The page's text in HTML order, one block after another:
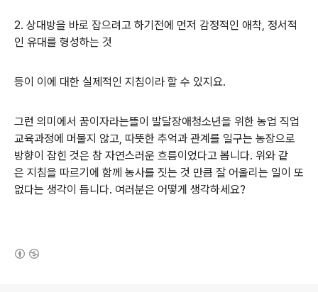
2. 상대방을 바로 잡으려고 하기전에 먼저 감정적인 애착, 정서적
인 유대를 형성하는 것
등이 이 에 대한 실제적인 지침이라 할 수 있지요.
그런 의미에서 꿈이자라는뜰이 발달장애청소년을 위한 농업 직업
교육과정에 머물지 않고, 따뜻한 추억과 관계를 일구는 농장으로
방향이 잡힌 것은 참 자연스러운 흐름이었다고 봅니다. 위와 같
은 지침을 따르기에 함께 농사를 짓는 것 만큼 잘 어울리는 일이 또
없다는 생각이 듭니다. 여러분은 어떻게 생각하세요?